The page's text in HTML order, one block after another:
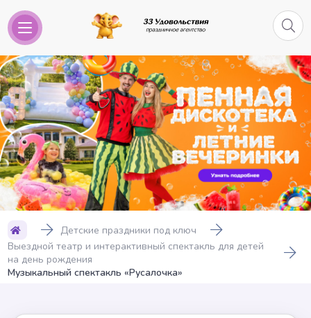
Детские праздники под ключ
Выездной театр и интерактивный спектакль для детей
на день рождения
Музыкальный спектакль «Русалочка»